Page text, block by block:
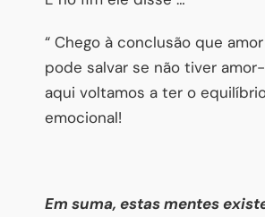
“ Chego à conclusão que
pode salvar se não tiver
aqui voltamos a ter o
emocional!
Em suma, estas mentes